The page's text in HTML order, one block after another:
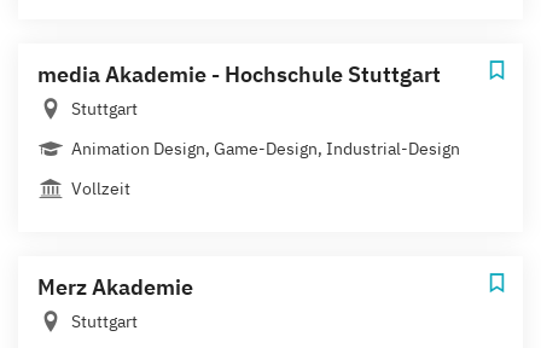
media Akademie - Hochschule Stuttgart
Stuttgart
Animation Design, Game-Design, Industrial-Design
Vollzeit
Merz Akademie
Stuttgart